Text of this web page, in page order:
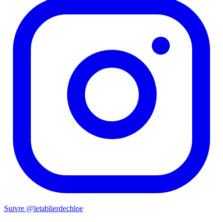
Suivre @letablierdechloe